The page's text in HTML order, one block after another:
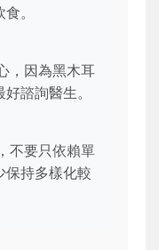
。
，因為黑木耳
諮詢醫生。
不要只依賴單
保持多樣化較